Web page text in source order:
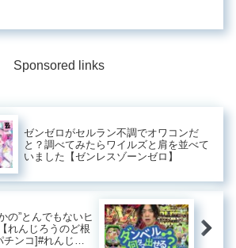
に遺すメッセージのことを指します。
Sponsored links
ゼンゼロがセルラン不調でオワコンだ
と？調べてみたらワイルズと肩を並べて
いました【ゼンレスゾーンゼロ】
の”とんでもないヒ
れんじろうのど根
チンコ]#れんじろ